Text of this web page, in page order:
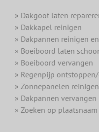
» Dakgoot laten
» Dakkapel reinigen
» Dakpannen reinigen
» Boeiboord laten
» Boeiboord vervangen
» Regenpijp
» Zonnepanelen reinigen
» Dakpannen vervangen
» Zoeken op plaatsnaam